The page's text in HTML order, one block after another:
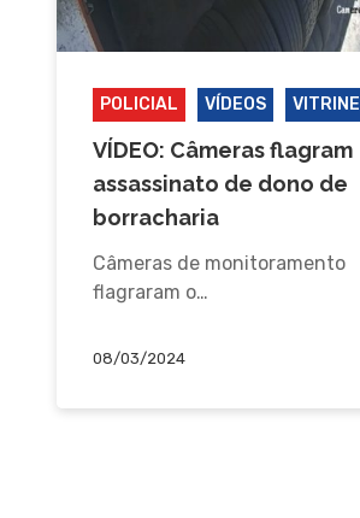
POLICIAL VÍDEOS VITRINE
VÍDEO: Câmeras flagram
assassinato de dono de
borracharia
Câmeras de monitoramento
flagraram o…
08/03/2024